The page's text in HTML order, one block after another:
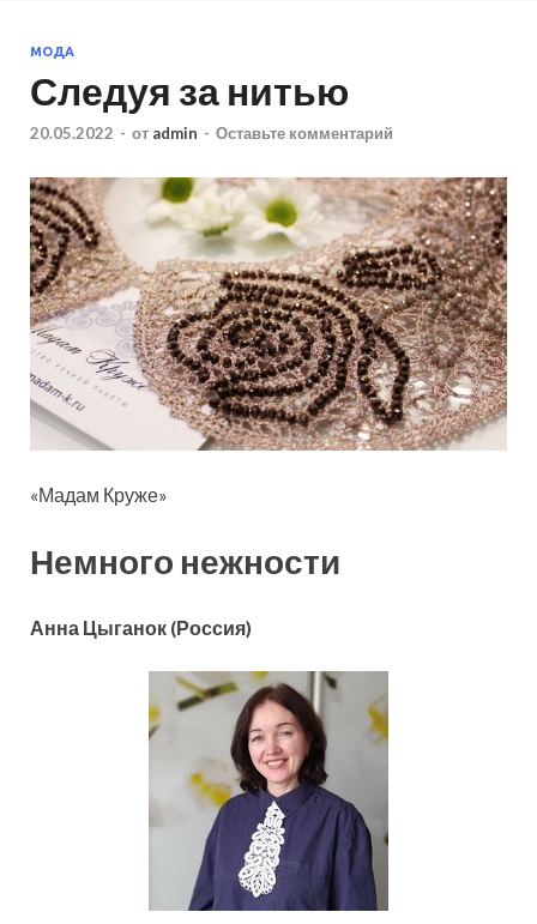
МОДА
Следуя за нитью
20.05.2022 - от admin - Оставьте комментарий
«Мадам Круже»
Немного нежности
Анна Цыганок (Россия)